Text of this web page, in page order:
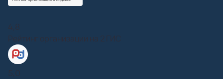
4,8
Рейтинг организации на 2 ГИС
5,0